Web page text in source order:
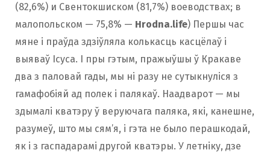
(82,6%) и Свентокшиском (81,7%) воеводствах; в
малопольском — 75,8% — Hrodna.life) Першы час
мяне і праўда здзіўляла колькасць касцёлаў і
выяваў Ісуса. І пры гэтым, пражыўшы ў Кракаве
два з паловай гады, мы ні разу не сутыкнуліся з
гамафобіяй ад полек і палякаў. Наадварот — мы
здымалі кватэру ў веруючага паляка, які, канешне,
разумеў, што мы сям’я, і гэта не было перашкодай,
як і з гаспадарамі другой кватэры. У летніку, дзе